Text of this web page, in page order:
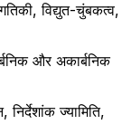
विद्युत-चुंबकत्व,
और अकार्बनिक
ज्यामिति,